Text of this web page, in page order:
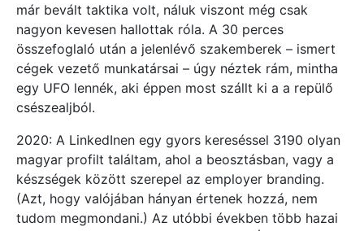
már bevált taktika volt, náluk viszont még csak
nagyon kevesen hallottak róla. A 30 perces
összefoglaló után a jelenlévő szakemberek – ismert
cégek vezető munkatársai – úgy néztek rám, mintha
egy UFO lennék, aki éppen most szállt ki a a repülő
csészealjból.
2020: A LinkedInen egy gyors kereséssel 3190 olyan
magyar profilt találtam, ahol a beosztásban, vagy a
készségek között szerepel az employer branding.
(Azt, hogy valójában hányan értenek hozzá, nem
tudom megmondani.) Az utóbbi években több hazai